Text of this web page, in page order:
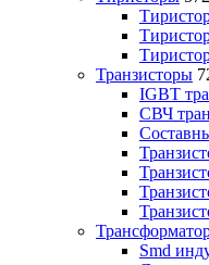
Транзисторы
IGBT
СВЧ
Smd